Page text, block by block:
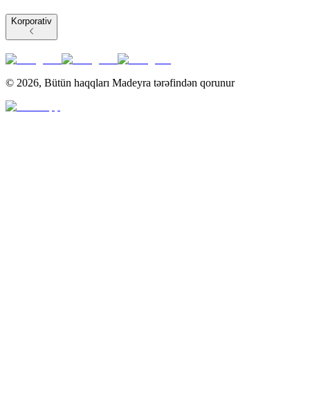
Korporativ
© 2026, Bütün haqqları Madeyra tərəfindən qorunur